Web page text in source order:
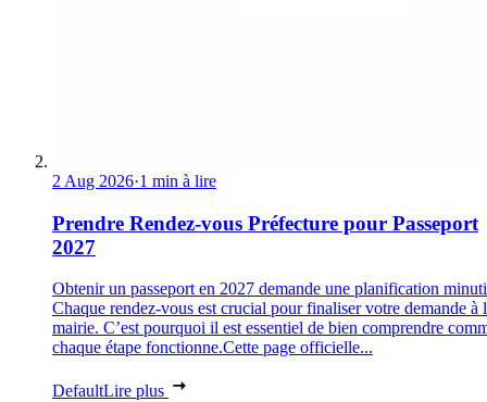
2 Aug 2026·1 min à lire
Prendre Rendez-vous Préfecture pour Passeport
2027
Obtenir un passeport en 2027 demande une planification
Chaque rendez-vous est crucial pour finaliser votre demande à
mairie. C’est pourquoi il est essentiel de bien comprendre
chaque étape fonctionne.Cette page officielle...
DefaultLire plus